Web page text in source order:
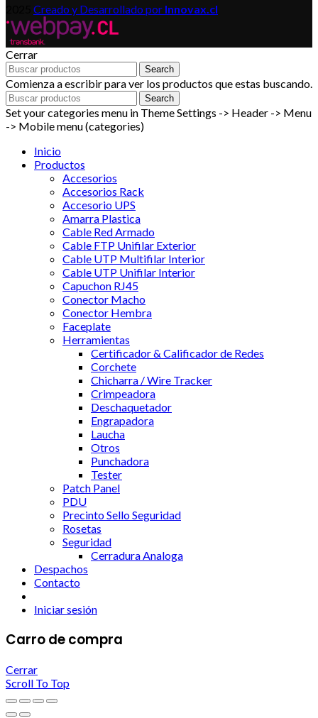
Creado y Desarrollado por Innovax.cl
Cerrar
Search
Comienza a escribir para ver los productos que estas buscando.
Search
Set your categories menu in Theme Settings -> Header -> Menu
-> Mobile menu (categories)
Inicio
Productos
Accesorios
Accesorios Rack
Accesorio UPS
Amarra Plastica
Cable Red Armado
Cable FTP Unifilar Exterior
Cable UTP Multifilar Interior
Cable UTP Unifilar Interior
Capuchon RJ45
Conector Macho
Conector Hembra
Faceplate
Herramientas
Certificador & Calificador de Redes
Corchete
Chicharra / Wire Tracker
Crimpeadora
Deschaquetador
Engrapadora
Laucha
Otros
Punchadora
Tester
Patch Panel
PDU
Precinto Sello Seguridad
Rosetas
Seguridad
Cerradura Analoga
Despachos
Contacto
Iniciar sesión
Carro de compra
Cerrar
Scroll To Top